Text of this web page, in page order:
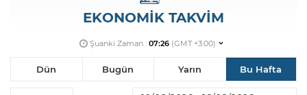
EKONOMİK TAKVİM